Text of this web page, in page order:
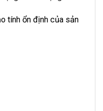
tính ổn định của sản